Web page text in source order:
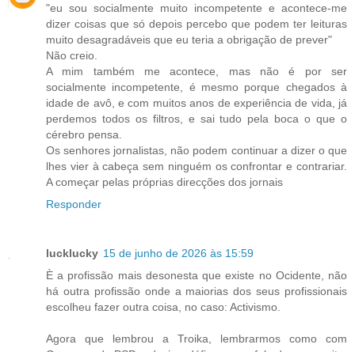
"eu sou socialmente muito incompetente e acontece-me
dizer coisas que só depois percebo que podem ter leituras
muito desagradáveis que eu teria a obrigação de prever"
Não creio.
A mim também me acontece, mas não é por ser
socialmente incompetente, é mesmo porque chegados à
idade de avô, e com muitos anos de experiência de vida, já
perdemos todos os filtros, e sai tudo pela boca o que o
cérebro pensa.
Os senhores jornalistas, não podem continuar a dizer o que
lhes vier à cabeça sem ninguém os confrontar e contrariar.
A começar pelas próprias direcções dos jornais
Responder
lucklucky 15 de junho de 2026 às 15:59
È a profissão mais desonesta que existe no Ocidente, não
há outra profissão onde a maiorias dos seus profissionais
escolheu fazer outra coisa, no caso: Activismo.
Agora que lembrou a Troika, lembrarmos como com